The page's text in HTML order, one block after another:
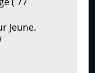
Jeune.